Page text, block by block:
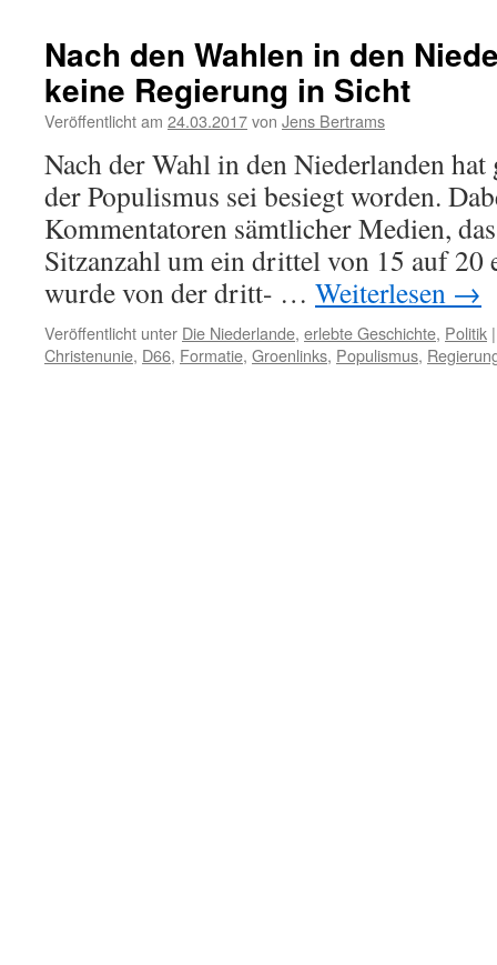
Nach den Wahlen in den
keine Regierung in Sicht
Veröffentlicht am 24.03.2017von Jens Bertrams
Nach der Wahl in den Niederlanden
der Populismus sei besiegt worden.
Kommentatoren sämtlicher Medien,
Sitzanzahl um ein drittel von 15 auf 20
wurde von der dritt- … Weiterlesen →
Veröffentlicht unter Die Niederlande, erlebte Geschichte, Politik |
Christenunie, D66, Formatie, Groenlinks, Populismus,